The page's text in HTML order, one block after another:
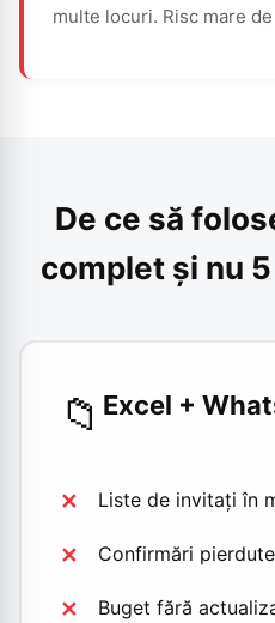
multe locuri. Risc mare
De ce să
complet și nu
📁 Excel +
Liste de invitați în
Confirmări
Buget fără